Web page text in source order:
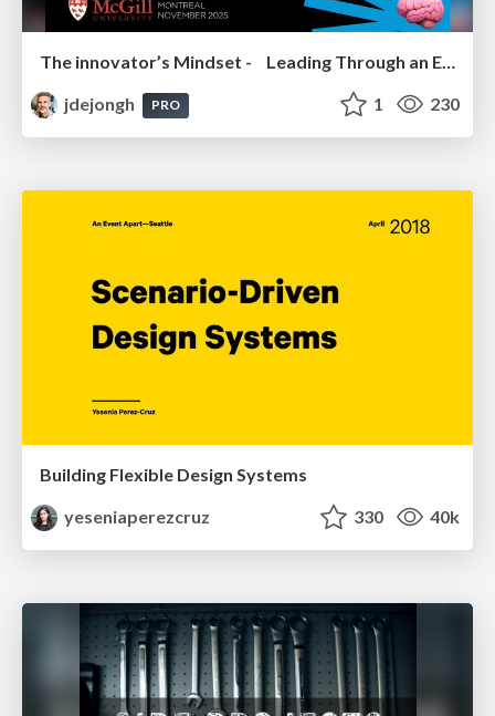
The innovator’s Mindset - Leading Through an Era of Exponential Change - McGill University 2025
jdejongh
PRO 1 230
Building Flexible Design Systems
yeseniaperezcruz
330 40k